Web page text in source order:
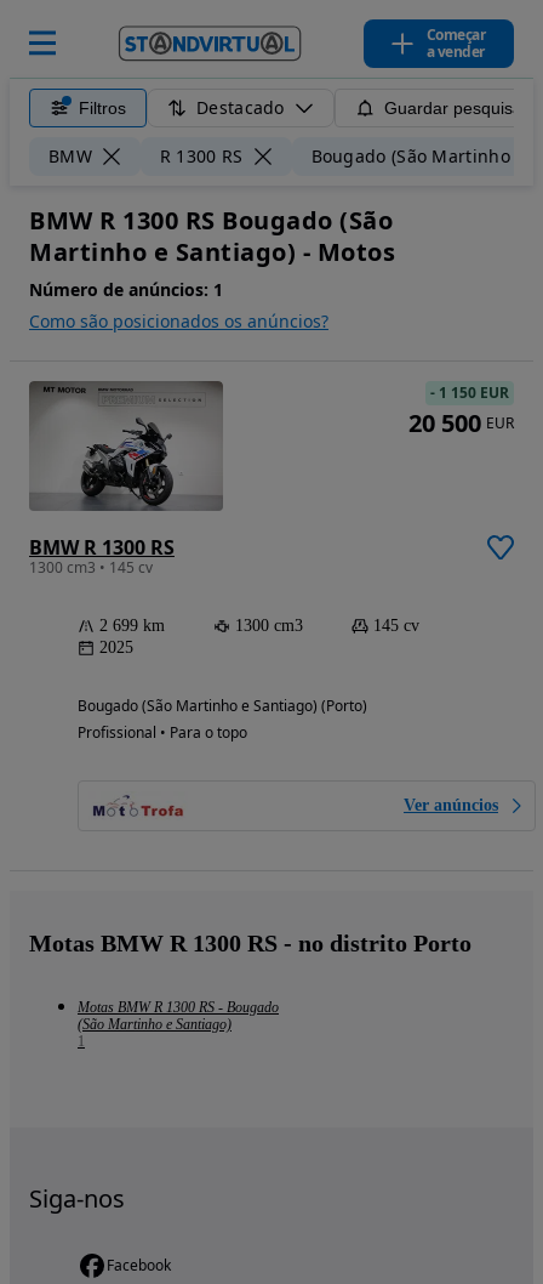
Começar
a vender
Filtros Destacado Guardar pesquisa
BMW R 1300 RS Bougado (São Martinho e
BMW R 1300 RS Bougado (São
Martinho e Santiago) - Motos
Número de anúncios: 1
Como são posicionados os anúncios?
BMW R 1300 RS
1300 cm3 • 145 cv
2 699 km 1300 cm3
145 cv
2025
Bougado (São Martinho e Santiago) (Porto)
Profissional • Para o topo
Ver anúncios
- 1 150 EUR
20 500 EUR
Motas BMW R 1300 RS - no distrito Porto
Motas BMW R 1300 RS - Bougado
(São Martinho e Santiago)
1
Siga-nos
Facebook